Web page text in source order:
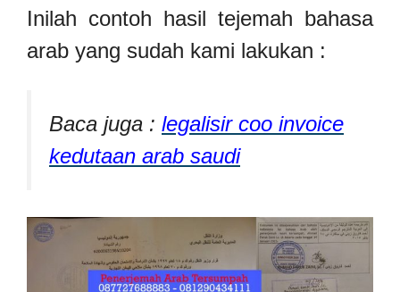
Inilah contoh hasil tejemah bahasa
arab yang sudah kami lakukan :
Baca juga : legalisir coo invoice
kedutaan arab saudi